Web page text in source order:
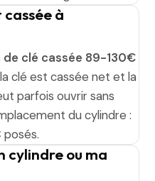
à
clé cassée 89-130€
clé est cassée net et la
parfois ouvrir sans
du cylindre :
cylindre ou ma